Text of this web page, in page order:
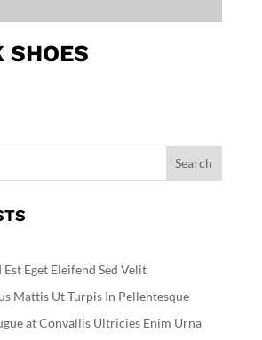
SHOES
Eget Eleifend Sed Velit
Mattis Ut Turpis In Pellentesque
at Convallis Ultricies Enim Urna